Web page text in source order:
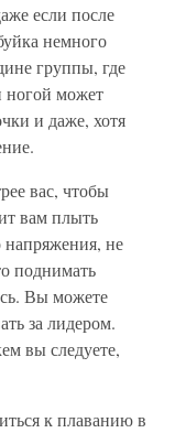
если после
немного
группы, где
ногой может
и даже, хотя
вас, чтобы
вам плыть
напряжения, не
поднимать
Вы можете
за лидером.
вы следуете,
к плаванию в